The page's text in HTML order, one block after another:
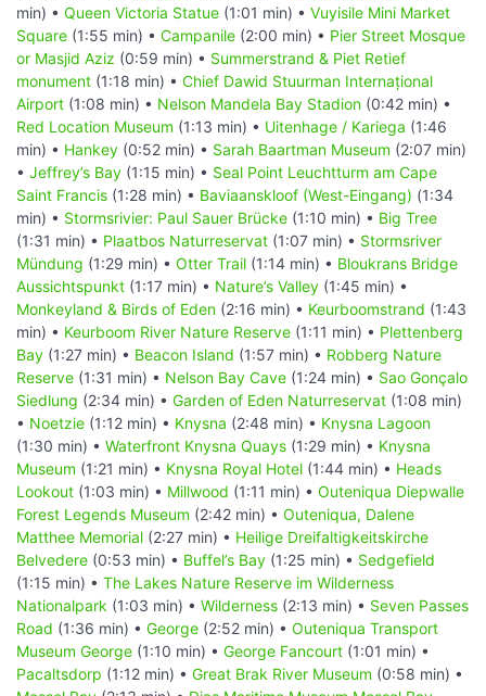
min) • Queen Victoria Statue (1:01 min) • Vuyisile Mini Market
Square (1:55 min) • Campanile (2:00 min) • Pier Street Mosque
or Masjid Aziz (0:59 min) • Summerstrand & Piet Retief
monument (1:18 min) • Chief Dawid Stuurman Internațional
Airport (1:08 min) • Nelson Mandela Bay Stadion (0:42 min) •
Red Location Museum (1:13 min) • Uitenhage / Kariega (1:46
min) • Hankey (0:52 min) • Sarah Baartman Museum (2:07 min)
• Jeffrey’s Bay (1:15 min) • Seal Point Leuchtturm am Cape
Saint Francis (1:28 min) • Baviaanskloof (West-Eingang) (1:34
min) • Stormsrivier: Paul Sauer Brücke (1:10 min) • Big Tree
(1:31 min) • Plaatbos Naturreservat (1:07 min) • Stormsriver
Mündung (1:29 min) • Otter Trail (1:14 min) • Bloukrans Bridge
Aussichtspunkt (1:17 min) • Nature’s Valley (1:45 min) •
Monkeyland & Birds of Eden (2:16 min) • Keurboomstrand (1:43
min) • Keurboom River Nature Reserve (1:11 min) • Plettenberg
Bay (1:27 min) • Beacon Island (1:57 min) • Robberg Nature
Reserve (1:31 min) • Nelson Bay Cave (1:24 min) • Sao Gonçalo
Siedlung (2:34 min) • Garden of Eden Naturreservat (1:08 min)
• Noetzie (1:12 min) • Knysna (2:48 min) • Knysna Lagoon
(1:30 min) • Waterfront Knysna Quays (1:29 min) • Knysna
Museum (1:21 min) • Knysna Royal Hotel (1:44 min) • Heads
Lookout (1:03 min) • Millwood (1:11 min) • Outeniqua Diepwalle
Forest Legends Museum (2:42 min) • Outeniqua, Dalene
Matthee Memorial (2:27 min) • Heilige Dreifaltigkeitskirche
Belvedere (0:53 min) • Buffel’s Bay (1:25 min) • Sedgefield
(1:15 min) • The Lakes Nature Reserve im Wilderness
Nationalpark (1:03 min) • Wilderness (2:13 min) • Seven Passes
Road (1:36 min) • George (2:52 min) • Outeniqua Transport
Museum George (1:10 min) • George Fancourt (1:01 min) •
Pacaltsdorp (1:12 min) • Great Brak River Museum (0:58 min) •